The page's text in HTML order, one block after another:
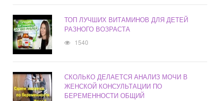
ТОП ЛУЧШИХ ВИТАМИНОВ ДЛЯ ДЕТЕЙ
РАЗНОГО ВОЗРАСТА
1540
СКОЛЬКО ДЕЛАЕТСЯ АНАЛИЗ МОЧИ В
ЖЕНСКОЙ КОНСУЛЬТАЦИИ ПО
БЕРЕМЕННОСТИ ОБЩИЙ